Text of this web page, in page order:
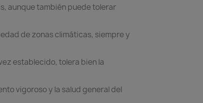
aunque también puede tolerar
de zonas climáticas, siempre y
establecido, tolera bien la
vigoroso y la salud general del